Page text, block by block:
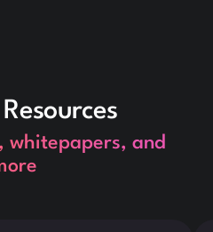
whitepapers, and